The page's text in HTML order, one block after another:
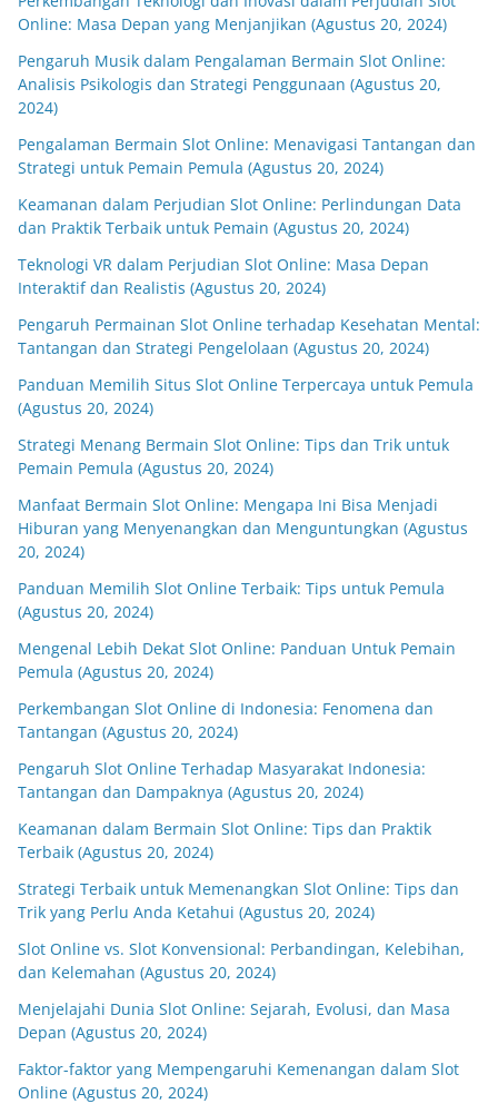
Online: Masa Depan yang Menjanjikan (Agustus 20, 2024)
Pengaruh Musik dalam Pengalaman Bermain Slot Online:
Analisis Psikologis dan Strategi Penggunaan (Agustus 20,
2024)
Pengalaman Bermain Slot Online: Menavigasi Tantangan dan
Strategi untuk Pemain Pemula (Agustus 20, 2024)
Keamanan dalam Perjudian Slot Online: Perlindungan Data
dan Praktik Terbaik untuk Pemain (Agustus 20, 2024)
Teknologi VR dalam Perjudian Slot Online: Masa Depan
Interaktif dan Realistis (Agustus 20, 2024)
Pengaruh Permainan Slot Online terhadap Kesehatan Mental:
Tantangan dan Strategi Pengelolaan (Agustus 20, 2024)
Panduan Memilih Situs Slot Online Terpercaya untuk Pemula
(Agustus 20, 2024)
Strategi Menang Bermain Slot Online: Tips dan Trik untuk
Pemain Pemula (Agustus 20, 2024)
Manfaat Bermain Slot Online: Mengapa Ini Bisa Menjadi
Hiburan yang Menyenangkan dan Menguntungkan (Agustus
20, 2024)
Panduan Memilih Slot Online Terbaik: Tips untuk Pemula
(Agustus 20, 2024)
Mengenal Lebih Dekat Slot Online: Panduan Untuk Pemain
Pemula (Agustus 20, 2024)
Perkembangan Slot Online di Indonesia: Fenomena dan
Tantangan (Agustus 20, 2024)
Pengaruh Slot Online Terhadap Masyarakat Indonesia:
Tantangan dan Dampaknya (Agustus 20, 2024)
Keamanan dalam Bermain Slot Online: Tips dan Praktik
Terbaik (Agustus 20, 2024)
Strategi Terbaik untuk Memenangkan Slot Online: Tips dan
Trik yang Perlu Anda Ketahui (Agustus 20, 2024)
Slot Online vs. Slot Konvensional: Perbandingan, Kelebihan,
dan Kelemahan (Agustus 20, 2024)
Menjelajahi Dunia Slot Online: Sejarah, Evolusi, dan Masa
Depan (Agustus 20, 2024)
Faktor-faktor yang Mempengaruhi Kemenangan dalam Slot
Online (Agustus 20, 2024)